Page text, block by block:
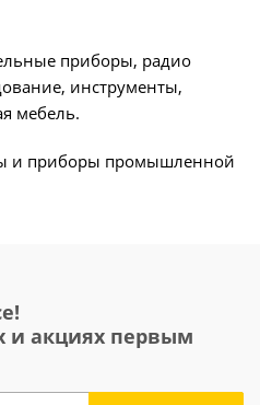
приборы, радио
инструменты,
мебель.
и приборы промышленной
и акциях первым